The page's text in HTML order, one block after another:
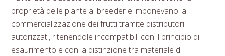
proprietà delle piante al breeder e imponevano la
commercializzazione dei frutti tramite distributori
autorizzati, ritenendole incompatibili con il principio di
esaurimento e con la distinzione tra materiale di